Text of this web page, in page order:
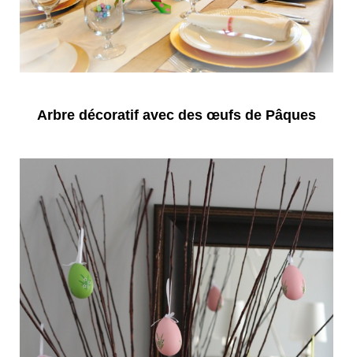
Arbre décoratif avec des œufs de Pâques